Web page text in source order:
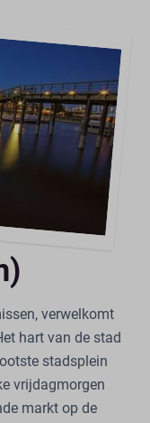
verwelkomt
hart van de stad
stadsplein
vrijdagmorgen
markt op de